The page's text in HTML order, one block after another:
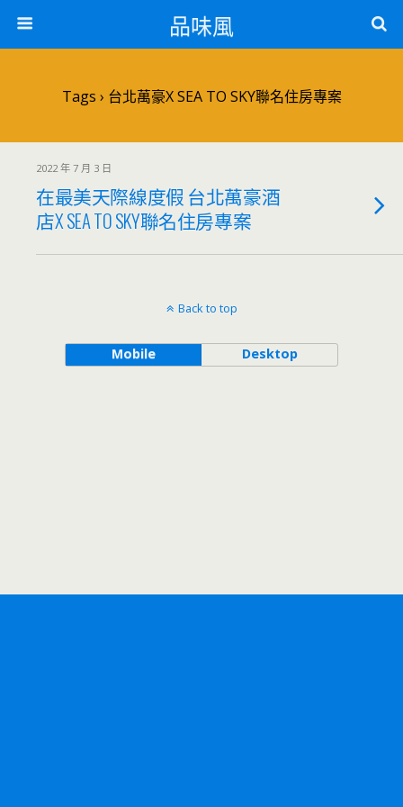
品味風
Tags › 台北萬豪X SEA TO SKY聯名住房專案
2022 年 7 月 3 日
在最美天際線度假 台北萬豪酒
店X SEA TO SKY聯名住房專案
Back to top
Mobile Desktop